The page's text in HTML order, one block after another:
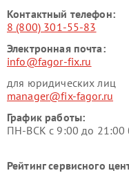
Контактный телефон:
8 (800) 301-55-83
Электронная почта:
info@fagor-fix.ru
для юридических лиц
manager@fix-fagor.ru
График работы:
ПН-ВСК с 9:00 до 21:00
Рейтинг сервисного